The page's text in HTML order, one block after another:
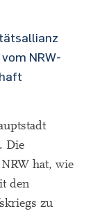
NRW-
Die
hat, wie
den
zu